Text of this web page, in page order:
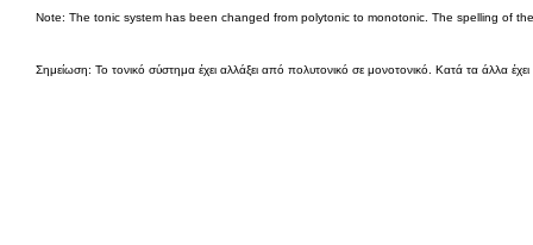
Note: The tonic system has been changed from polytonic to monotonic. The spelling of
Σημείωση: Το τονικό σύστημα έχει αλλάξει από πολυτονικό σε μονοτονικό. Κατά τα άλλα